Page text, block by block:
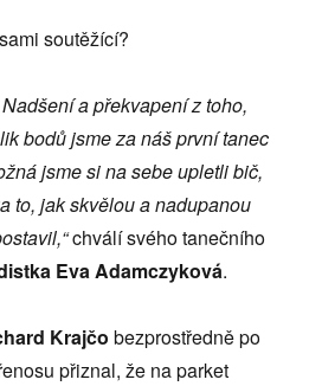
soutěžící?
a překvapení z toho,
bodů jsme za náš první tanec
jsme si na sebe upletli bič,
to, jak skvělou a nadupanou
chválí svého tanečního
Eva Adamczyková.
Krajčo bezprostředně po
přiznal, že na parket